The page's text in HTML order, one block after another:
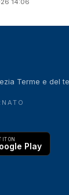
14:06
Terme e del
IT ON
Play